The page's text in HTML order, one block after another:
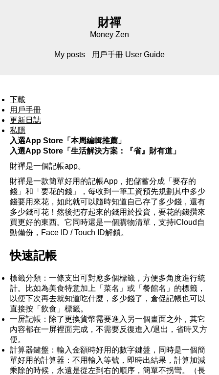
財禪
Money Zen
My posts 用戶手冊 User Guide
下載
用戶手冊
更新日誌
私隱
入選App Store 「本周編輯推薦」
入選App Store「生活解決方案：『省』財有道」
財禪是一個記帳app。
財禪是一款簡單好用的記帳App，把儲蓄分成「要存的
錢」和「要花的錢」，每收到一筆工資預先規劃其中多少
錢要用來花，如此就可以隨時知道自己存了多少錢，還有
多少錢可花！然後把存起來的錢用於投資，要花的錢攢來
買更好的東西。它同時還是一個購物清單，支持iCloud自
動備份，Face ID / Touch ID解鎖。
快速記帳
標籤分類：一條支出可對應多個標籤，方便多角度進行統
計。比如為美食特意加上「菜名」或「餐館名」的標籤，
以便下次再去就知道吃什麼，多少錢了，倉促記帳也可以
直接按「飲食」標籤。
一屏記帳：除了更換貨幣需要進入另一個畫面之外，其它
內容都在一屏裡面完成，不需要反復進入/退出，省時又方
便。
計算器鍵盤：輸入金額時好用的數字鍵盤，同時是一個簡
單好用的計算器：不用輸入等號，即時出結果，計算加減
乘除的時候，永遠是從左到右的順序，簡單不拐彎。（長